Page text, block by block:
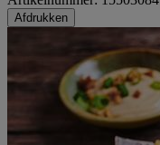
Afdrukken